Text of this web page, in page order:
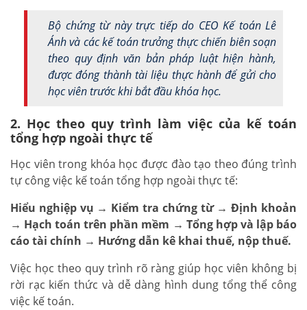
Bộ chứng từ này trực tiếp do CEO Kế toán Lê
Ánh và các kế toán trưởng thực chiến biên soạn
theo quy định văn bản pháp luật hiện hành,
được đóng thành tài liệu thực hành để gửi cho
học viên trước khi bắt đầu khóa học.
2. Học theo quy trình làm việc của kế toán
tổng hợp ngoài thực tế
Học viên trong khóa học được đào tạo theo đúng trình
tự công việc kế toán tổng hợp ngoài thực tế:
Hiểu nghiệp vụ → Kiểm tra chứng từ → Định khoản
→ Hạch toán trên phần mềm → Tổng hợp và lập báo
cáo tài chính → Hướng dẫn kê khai thuế, nộp thuế.
Việc học theo quy trình rõ ràng giúp học viên không bị
rời rạc kiến thức và dễ dàng hình dung tổng thể công
việc kế toán.